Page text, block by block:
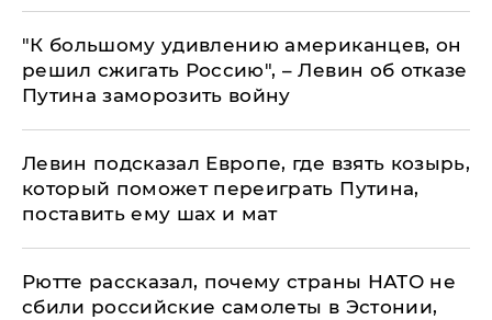
​"К большому удивлению американцев, он
решил сжигать Россию", – Левин об отказе
Путина заморозить войну
Левин подсказал Европе, где взять козырь,
который поможет переиграть Путина,
поставить ему шах и мат
Рютте рассказал, почему страны НАТО не
сбили российские самолеты в Эстонии,